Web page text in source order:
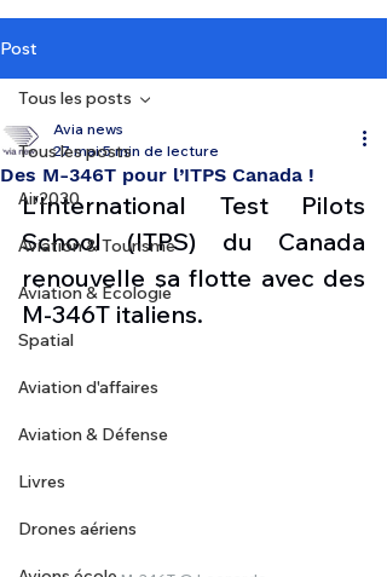
Post
Tous les posts
Air2030
Aviation & Tourisme
Aviation & Ecologie
Spatial
Aviation d'affaires
Aviation & Défense
Livres
Drones aériens
Tous les posts
Des M-346T pour l’ITPS Canada !
Avia news
27 mai 5 min de lecture
L’International Test Pilots
School (ITPS) du Canada
renouvelle sa flotte avec des
M-346T italiens.